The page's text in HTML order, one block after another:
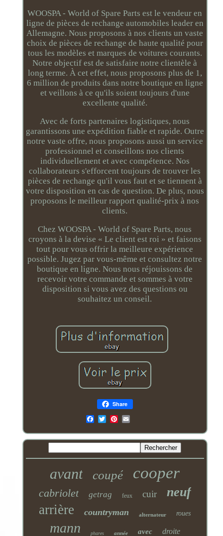
WOOSPA - World of Spare Parts est le vendeur en
ligne de pièces de rechange automobiles leader en
Allemagne. Nous proposons à nos clients un vaste
choix de pièces de rechange de haute qualité pour
tous les modèles et marques de voitures courants.
Notre objectif est de satisfaire notre clientèle à
long terme. À cet effet, nous proposons plus de 1,
6 million de produits dans notre boutique en ligne
et veillons à ce qu'ils soient toujours d'une
excellente qualité.
Avec de forts partenaires logistiques, nous
garantissons une expédition fiable et rapide. Outre
notre vaste offre, nous proposons aussi un service
professionnel et conseillons nos clients
individuellement et avec compétence. Nos
collaborateurs s'efforcent toujours de trouver les
pièces de rechange qu'il vous faut et se tiennent à
votre disposition en cas de question. De plus, nous
proposons le meilleur rapport qualité-prix à nos
clients.
Chez WOOSPA - World of Spare Parts, nous
croyons à la devise « Le client est roi » et faisons
tout pour vous offrir la meilleure expérience
possible. Jugez par vous-même et consultez notre
boutique en ligne. Nous nous réjouissons de
recevoir votre commande et sommes à votre
disposition si vous avez des questions ou
souhaitez un conseil.
Share
Email
avant coupé cooper
cabriolet getrag feux cuir neuf
arrière countryman alternateur roues
mann phares année avec droite